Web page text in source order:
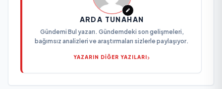
ARDA TUNAHAN
Gündemi Bul yazarı. Gündemdeki son gelişmeleri,
bağımsız analizleri ve araştırmaları sizlerle paylaşıyor.
YAZARIN DİĞER YAZILARI